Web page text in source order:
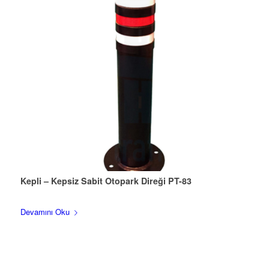
Kepli – Kepsiz Sabit Otopark Direği PT-83
Devamını Oku